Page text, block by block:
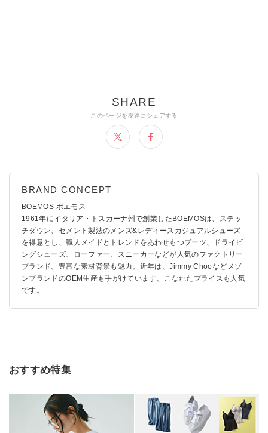
BOEMOS ボエモス
1961年にイタリア・トスカーナ州で創業したBOEMOSは、ステッ
チダウン、セメント製法のメンズ&レディースカジュアルシューズ
を得意とし、職人メイドとトレンドをあわせもつブーツ、ドライビ
ングシューズ、ローファー、スニーカーなどが人気のファクトリー
ブランド。豊富な素材背景も魅力。近年は、Jimmy Chooなどメゾ
ンブランドのOEM生産も手がけています。こなれたプライスも人気
です。
おすすめ特集